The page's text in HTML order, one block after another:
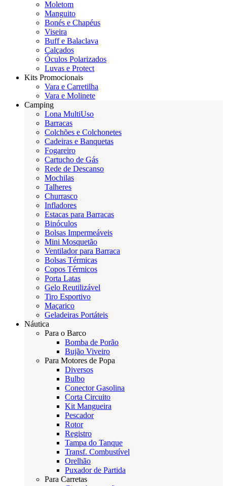
Moletom
Manguito
Bonés e Chapéus
Viseira
Buff e Balaclava
Calçados
Óculos Polarizados
Luvas e Protect
Kits Promocionais
Vara e Carretilha
Vara e Molinete
Camping
Lona MultiUso
Barracas
Colchões e Colchonetes
Cadeiras e Banquetas
Fogareiro
Cartucho de Gás
Rede de Descanso
Mochilas
Talheres
Churrasco
Infladores
Estacas para Barracas
Binóculos
Bolsas Impermeáveis
Mini Mosquetão
Ventilador para Barraca
Bolsas Térmicas
Copos Térmicos
Porta Latas
Gelo Reutilizável
Tiro Esportivo
Maçarico
Geladeiras Portáteis
Náutica
Para o Barco
Bomba de Porão
Bujão Viveiro
Para Motores de Popa
Diversos
Bulbo
Conector Gasolina
Corta Circuito
Kit Mangueira
Pescador
Rotor
Registro
Tampa do Tanque
Transf. Combustível
Orelhão
Puxador de Partida
Para Carretas